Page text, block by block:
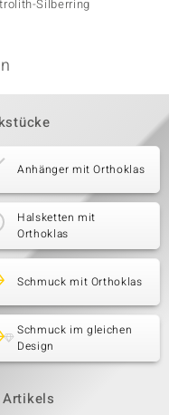
Silberring
Anhänger mit Orthoklas
Halsketten mit
Orthoklas
Schmuck mit Orthoklas
Schmuck im gleichen
Design